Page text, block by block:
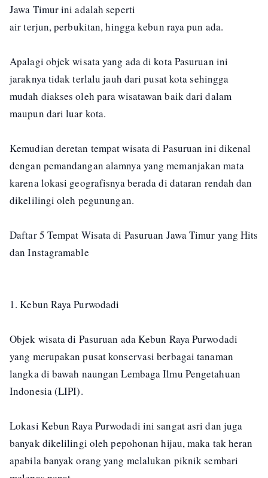
Jawa Timur ini adalah seperti
air terjun, perbukitan, hingga kebun raya pun ada.
Apalagi objek wisata yang ada di kota Pasuruan ini
jaraknya tidak terlalu jauh dari pusat kota sehingga
mudah diakses oleh para wisatawan baik dari dalam
maupun dari luar kota.
Kemudian deretan tempat wisata di Pasuruan ini dikenal
dengan pemandangan alamnya yang memanjakan mata
karena lokasi geografisnya berada di dataran rendah dan
dikelilingi oleh pegunungan.
Daftar 5 Tempat Wisata di Pasuruan Jawa Timur yang Hits
dan Instagramable
1. Kebun Raya Purwodadi
Objek wisata di Pasuruan ada Kebun Raya Purwodadi
yang merupakan pusat konservasi berbagai tanaman
langka di bawah naungan Lembaga Ilmu Pengetahuan
Indonesia (LIPI).
Lokasi Kebun Raya Purwodadi ini sangat asri dan juga
banyak dikelilingi oleh pepohonan hijau, maka tak heran
apabila banyak orang yang melalukan piknik sembari